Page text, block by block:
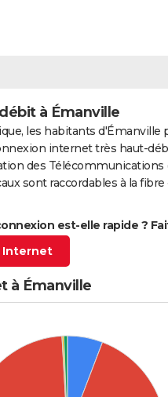
à Émanville
les habitants d'Émanville
internet très haut-
des Télécommunications
sont raccordables à la
est-elle rapide ?
Internet
à Émanville